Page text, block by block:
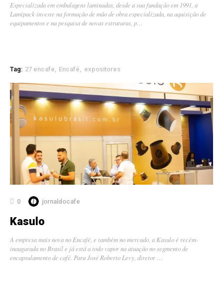
Especializada em embalagens laminadas, desde a sua fundação em 1991, a
Lamipack investe na formação de mão de obra especializada, na aquisição de
equipamentos e na pesquisa de novas estruturas, p…
Tag: 27 encafe Encafé expositores
0 jornaldocafe
Kasulo
A empresa mais nova no Encafé, e também no mercado, a Kasulo é recém-
inaugurada no Brasil e já está a todo vapor na atuação no segmento de
encapsulamento de café. Para José Roberto Levy, diretor …